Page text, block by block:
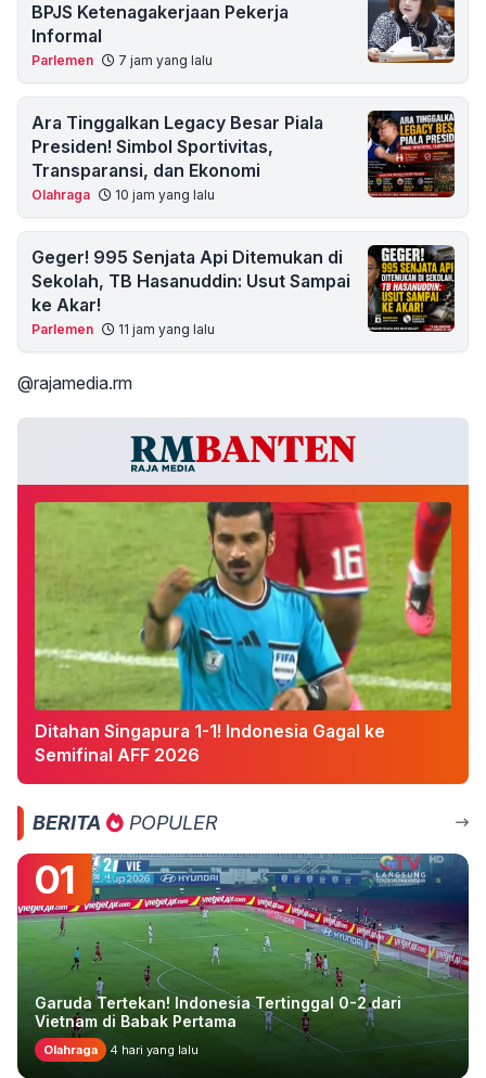
BPJS Ketenagakerjaan Pekerja
Informal
Parlemen 7 jam yang lalu
Ara Tinggalkan Legacy Besar Piala
Presiden! Simbol Sportivitas,
Transparansi, dan Ekonomi
Olahraga 10 jam yang lalu
Geger! 995 Senjata Api Ditemukan di
Sekolah, TB Hasanuddin: Usut Sampai
ke Akar!
Parlemen 11 jam yang lalu
@rajamedia.rm
Ditahan Singapura 1-1! Indonesia Gagal ke
Semifinal AFF 2026
BERITA POPULER
01
Garuda Tertekan! Indonesia Tertinggal 0-2 dari
Vietnam di Babak Pertama
Olahraga 4 hari yang lalu